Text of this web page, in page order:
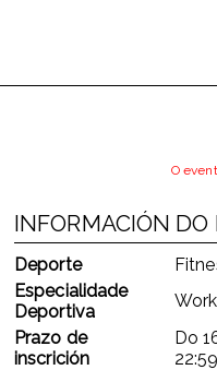
O
INFORMACIÓN DO
Deporte
Especialidade
Deportiva
Prazo de
inscrición
Do